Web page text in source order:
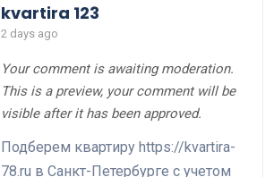
Your comment is awaiting moderation.
This is a preview, your comment will be
visible after it has been approved.
Подберем квартиру https://kvartira-
78.ru в Санкт-Петербурге с учетом
kvartira 123
2 days ago